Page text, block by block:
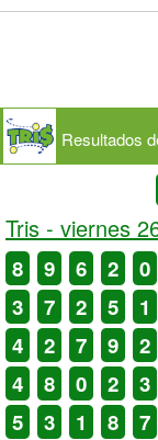
Resultados
Tris - viernes
8 9 6 2 0
3 7 2 5 1
4 2 7 9 2
4 8 0 2 3
5 3 1 8 7